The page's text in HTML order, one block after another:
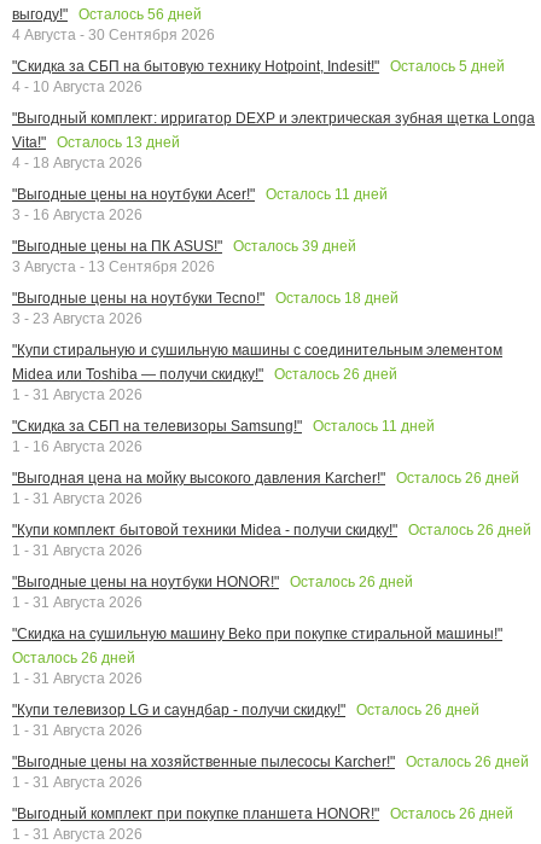
выгоду!"
Осталось 56 дней
4 Августа - 30 Сентября 2026
"Скидка за СБП на бытовую технику Hotpoint, Indesit!"
Осталось 5 дней
4 - 10 Августа 2026
"Выгодный комплект: ирригатор DEXP и электрическая зубная щетка Longa
Vita!"
Осталось 13 дней
4 - 18 Августа 2026
"Выгодные цены на ноутбуки Acer!"
Осталось 11 дней
3 - 16 Августа 2026
"Выгодные цены на ПК ASUS!"
Осталось 39 дней
3 Августа - 13 Сентября 2026
"Выгодные цены на ноутбуки Tecno!"
Осталось 18 дней
3 - 23 Августа 2026
"Купи стиральную и сушильную машины с соединительным элементом
Midea или Toshiba — получи скидку!"
Осталось 26 дней
1 - 31 Августа 2026
"Скидка за СБП на телевизоры Samsung!"
Осталось 11 дней
1 - 16 Августа 2026
"Выгодная цена на мойку высокого давления Karcher!"
Осталось 26 дней
1 - 31 Августа 2026
"Купи комплект бытовой техники Midea - получи скидку!"
Осталось 26 дней
1 - 31 Августа 2026
"Выгодные цены на ноутбуки HONOR!"
Осталось 26 дней
1 - 31 Августа 2026
"Скидка на сушильную машину Beko при покупке стиральной машины!"
Осталось 26 дней
1 - 31 Августа 2026
"Купи телевизор LG и саундбар - получи скидку!"
Осталось 26 дней
1 - 31 Августа 2026
"Выгодные цены на хозяйственные пылесосы Karcher!"
Осталось 26 дней
1 - 31 Августа 2026
"Выгодный комплект при покупке планшета HONOR!"
Осталось 26 дней
1 - 31 Августа 2026